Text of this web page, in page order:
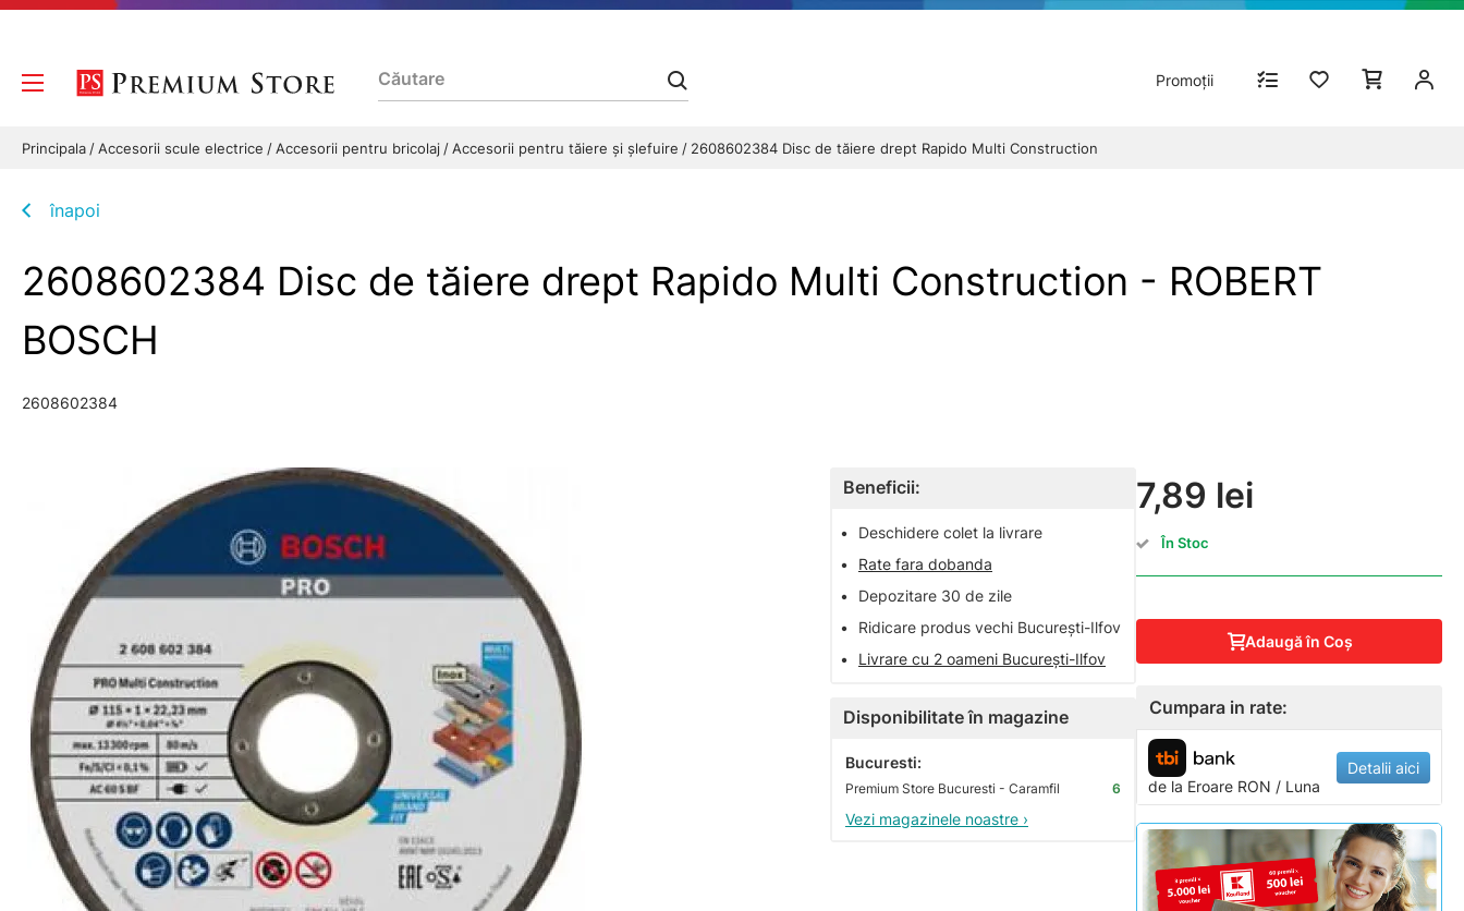
Promoții
Principala Accesorii scule electrice Accesorii pentru bricolaj Accesorii pentru tăiere și șlefuire 2608602384 Disc de tăiere drept Rapido Multi Construction
înapoi
2608602384 Disc de tăiere drept Rapido Multi Construction - ROBERT
BOSCH
2608602384
Beneficii:
•
Deschidere colet la livrare
•
Rate fara dobanda
•
Depozitare 30 de zile
•
Ridicare produs vechi București-Ilfov
•
Livrare cu 2 oameni București-Ilfov
Disponibilitate în magazine
Bucuresti:
Premium Store Bucuresti - Caramfil 6
Vezi magazinele noastre ›
7,89 lei
În Stoc
Adaugă în Coş
Cumpara in rate:
de la Eroare RON / Luna
Detalii aici